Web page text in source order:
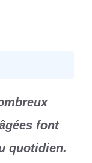
font
quotidien.